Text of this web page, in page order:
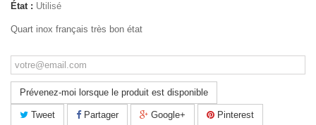
État : Utilisé
Quart inox français très bon état
Prévenez-moi lorsque le produit est disponible
Tweet Partager Google+ Pinterest